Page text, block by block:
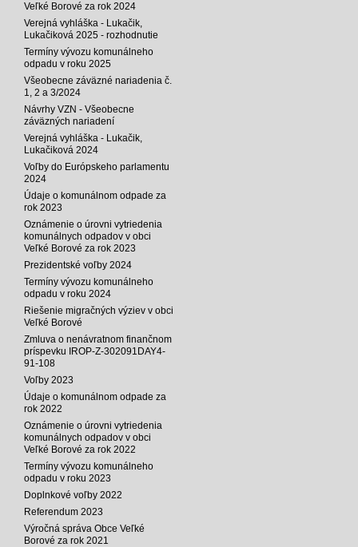
Veľké Borové za rok 2024
Verejná vyhláška - Lukačik,
Lukačiková 2025 - rozhodnutie
Termíny vývozu komunálneho
odpadu v roku 2025
Všeobecne záväzné nariadenia č.
1, 2 a 3/2024
Návrhy VZN - Všeobecne
záväzných nariadení
Verejná vyhláška - Lukačik,
Lukačiková 2024
Voľby do Európskeho parlamentu
2024
Údaje o komunálnom odpade za
rok 2023
Oznámenie o úrovni vytriedenia
komunálnych odpadov v obci
Veľké Borové za rok 2023
Prezidentské voľby 2024
Termíny vývozu komunálneho
odpadu v roku 2024
Riešenie migračných výziev v obci
Veľké Borové
Zmluva o nenávratnom finančnom
príspevku IROP-Z-302091DAY4-
91-108
Voľby 2023
Údaje o komunálnom odpade za
rok 2022
Oznámenie o úrovni vytriedenia
komunálnych odpadov v obci
Veľké Borové za rok 2022
Termíny vývozu komunálneho
odpadu v roku 2023
Doplnkové voľby 2022
Referendum 2023
Výročná správa Obce Veľké
Borové za rok 2021